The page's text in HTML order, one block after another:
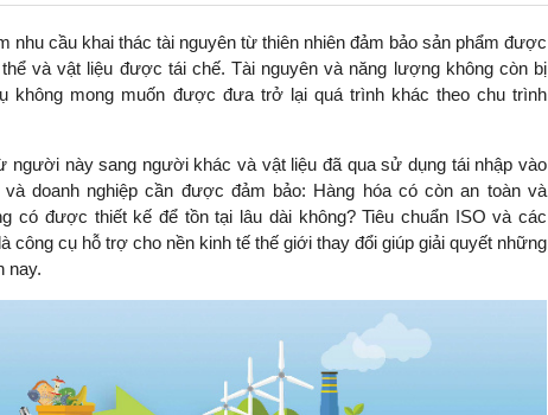
nhu cầu khai thác tài nguyên từ thiên nhiên đảm bảo sản phẩm được
và vật liệu được tái chế. Tài nguyên và năng lượng không còn bị
không mong muốn được đưa trở lại quá trình khác theo chu trình
người này sang người khác và vật liệu đã qua sử dụng tái nhập vào
doanh nghiệp cần được đảm bảo: Hàng hóa có còn an toàn và
có được thiết kế để tồn tại lâu dài không? Tiêu chuẩn ISO và các
công cụ hỗ trợ cho nền kinh tế thế giới thay đổi giúp giải quyết những
nay.